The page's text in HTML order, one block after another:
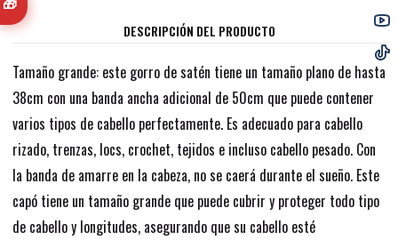
🎁
DESCRIPCIÓN DEL PRODUCTO
Tamaño grande: este gorro de satén tiene un tamaño plano de hasta
38cm con una banda ancha adicional de 50cm que puede contener
varios tipos de cabello perfectamente. Es adecuado para cabello
rizado, trenzas, locs, crochet, tejidos e incluso cabello pesado. Con
la banda de amarre en la cabeza, no se caerá durante el sueño. Este
capó tiene un tamaño grande que puede cubrir y proteger todo tipo
de cabello y longitudes, asegurando que su cabello esté